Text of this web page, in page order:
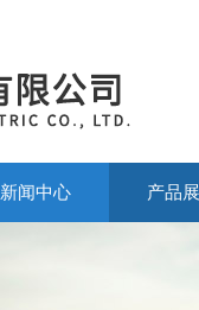
新闻中心 产品